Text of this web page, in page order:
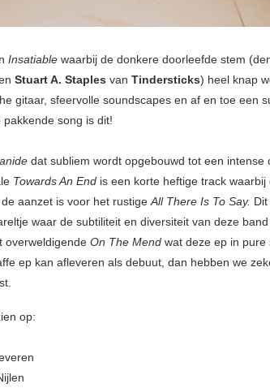
Insatiable waarbij de donkere doorleefde stem
Stuart A. Staples van Tindersticks) heel knap
gitaar, sfeervolle soundscapes en af en toe een
song is dit!
dat subliem wordt opgebouwd tot een intense
Towards An End is een korte heftige track waarbij
aanzet is voor het rustige All There Is To Say.
waar de subtiliteit en diversiteit van deze
overweldigende On The Mend wat deze ep in pure
ep kan afleveren als debuut, dan hebben we
op: